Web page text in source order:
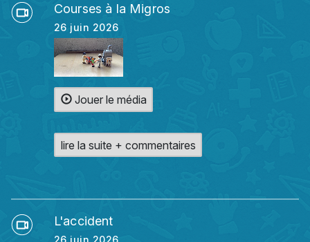
Courses à la Migros
26 juin 2026
Jouer le média
lire la suite + commentaires
L'accident
26 juin 2026